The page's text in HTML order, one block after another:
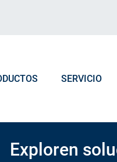
Selecciona los
SERVICIO
Exploren